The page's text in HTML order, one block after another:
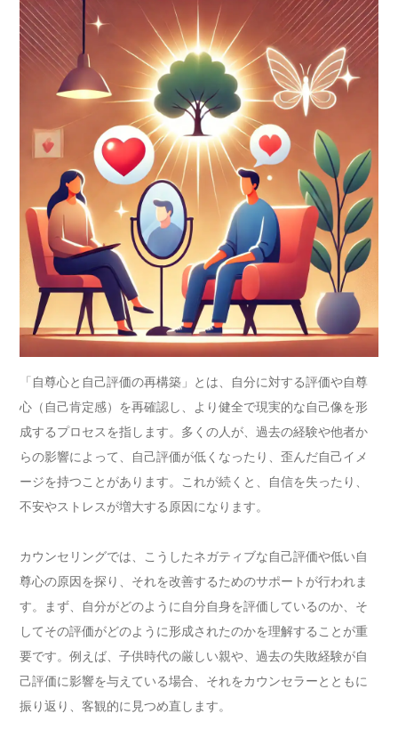
「自尊心と自己評価の再構築」とは、自分に対する評価や自尊
心（自己肯定感）を再確認し、より健全で現実的な自己像を形
成するプロセスを指します。多くの人が、過去の経験や他者か
らの影響によって、自己評価が低くなったり、歪んだ自己イメ
ージを持つことがあります。これが続くと、自信を失ったり、
不安やストレスが増大する原因になります。
カウンセリングでは、こうしたネガティブな自己評価や低い自
尊心の原因を探り、それを改善するためのサポートが行われま
す。まず、自分がどのように自分自身を評価しているのか、そ
してその評価がどのように形成されたのかを理解することが重
要です。例えば、子供時代の厳しい親や、過去の失敗経験が自
己評価に影響を与えている場合、それをカウンセラーとともに
振り返り、客観的に見つめ直します。